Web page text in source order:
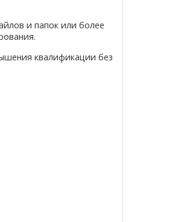
и папок или более
квалификации без